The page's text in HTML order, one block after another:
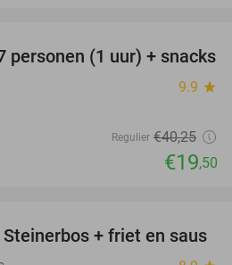
52%
personen (1 uur) + snacks
9.9 star
Regulier €40,25
€19,50
37%
+ friet en saus